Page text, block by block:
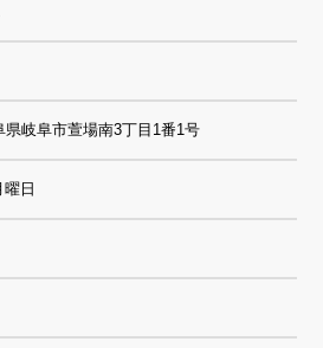
県岐阜市萱場南3丁目1番1号
日